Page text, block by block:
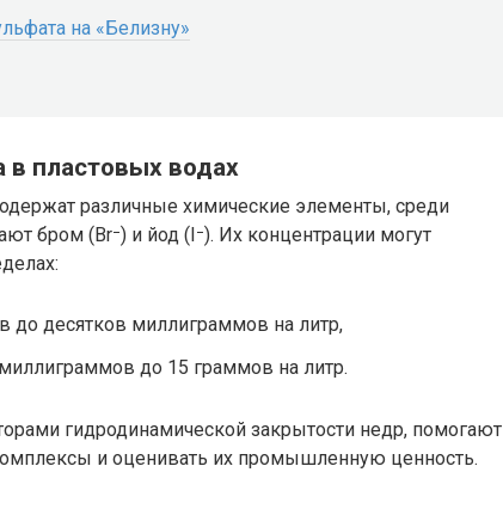
на «Белизну»
в пластовых водах
различные химические элементы, среди
бром (Br⁻) и йод (I⁻). Их концентрации могут
до десятков миллиграммов на литр,
до 15 граммов на литр.
гидродинамической закрытости недр, помогают
и оценивать их промышленную ценность.